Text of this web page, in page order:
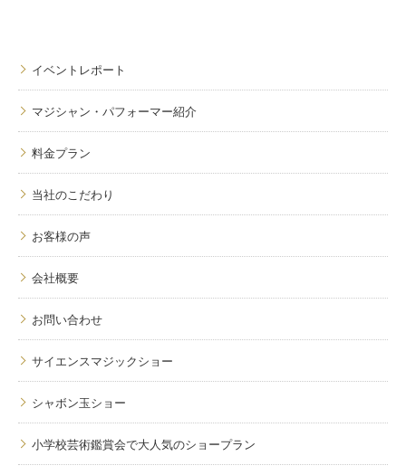
イベントレポート
マジシャン・パフォーマー紹介
料金プラン
当社のこだわり
お客様の声
会社概要
お問い合わせ
サイエンスマジックショー
シャボン玉ショー
小学校芸術鑑賞会で大人気のショープラン